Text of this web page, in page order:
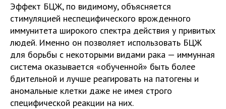
Эффект БЦЖ, по видимому, объясняется
стимуляцией неспецифического врожденного
иммунитета широкого спектра действия у привитых
людей. Именно он позволяет использовать БЦЖ
для борьбы с некоторыми видами рака — иммунная
система оказывается «обученной» быть более
бдительной и лучше реагировать на патогены и
аномальные клетки даже не имея строго
специфической реакции на них.